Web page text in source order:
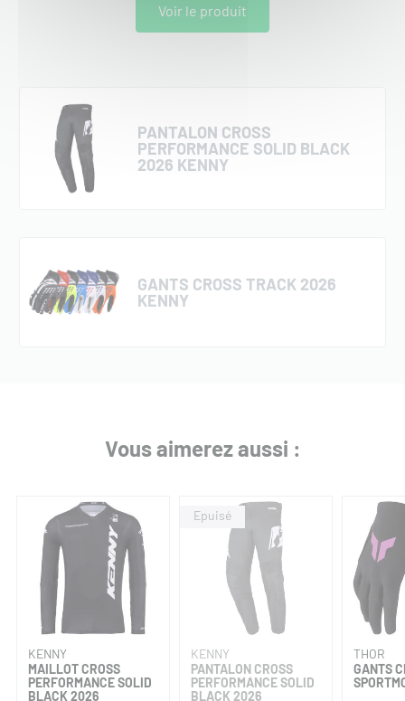
Voir le produit
PANTALON CROSS
PERFORMANCE SOLID BLACK
2026 KENNY
GANTS CROSS TRACK 2026
KENNY
Vous aimerez aussi :
KENNY
MAILLOT CROSS
PERFORMANCE SOLID
BLACK 2026
KENNY
PANTALON CROSS
PERFORMANCE SOLID
BLACK 2026
THOR
GANTS